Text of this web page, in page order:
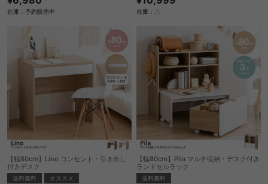
在庫：予約販売中 在庫：△
【幅80cm】Lino コンセント・引き出し
付きデスク
送料無料 オススメ
【幅80cm】Pila マルチ収納・デスク付き
ランドセルラック
送料無料